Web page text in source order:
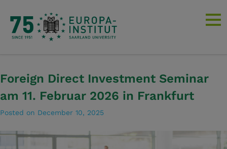
Foreign Direct Investment Seminar
am 11. Februar 2026 in Frankfurt
Posted on December 10, 2025